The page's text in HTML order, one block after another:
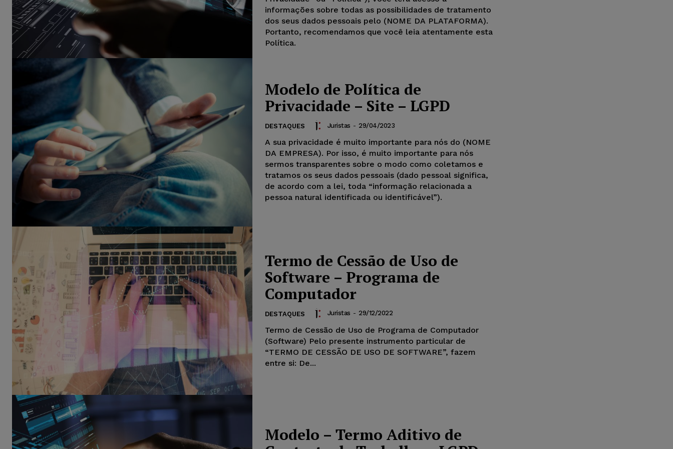
informações sobre todas as possibilidades de tratamento
dos seus dados pessoais pelo (NOME DA PLATAFORMA).
Portanto, recomendamos que você leia atentamente esta
Política.
Modelo de Política de
Privacidade – Site – LGPD
DESTAQUES Juristas - 29/04/2023
A sua privacidade é muito importante para nós do (NOME
DA EMPRESA). Por isso, é muito importante para nós
sermos transparentes sobre o modo como coletamos e
tratamos os seus dados pessoais (dado pessoal significa,
de acordo com a lei, toda “informação relacionada a
pessoa natural identificada ou identificável”).
Termo de Cessão de Uso de
Software – Programa de
Computador
DESTAQUES Juristas - 29/12/2022
Termo de Cessão de Uso de Programa de Computador
(Software) Pelo presente instrumento particular de
“TERMO DE CESSÃO DE USO DE SOFTWARE”, fazem
entre si: De...
Modelo – Termo Aditivo de